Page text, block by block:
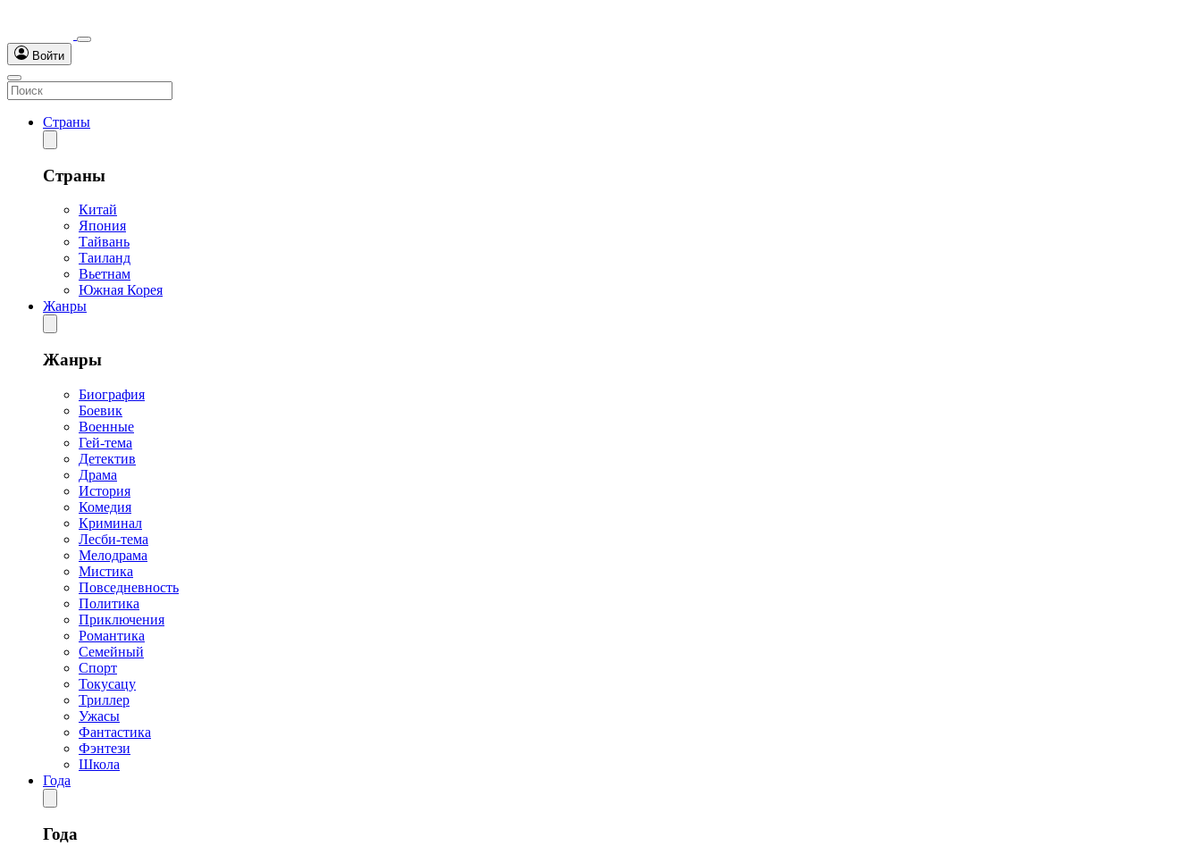
Войти
Страны
Страны
Китай
Япония
Тайвань
Таиланд
Вьетнам
Южная Корея
Жанры
Жанры
Биография
Боевик
Военные
Гей-тема
Детектив
Драма
История
Комедия
Криминал
Лесби-тема
Мелодрама
Мистика
Повседневность
Политика
Приключения
Романтика
Семейный
Спорт
Токусацу
Триллер
Ужасы
Фантастика
Фэнтези
Школа
Года
Года